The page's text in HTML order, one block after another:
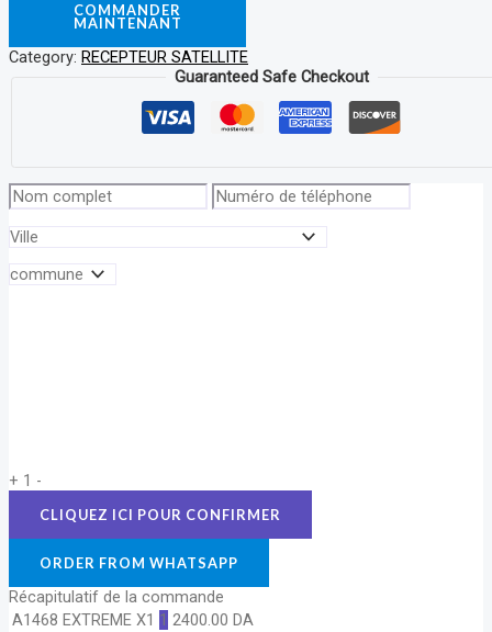
COMMANDER
MAINTENANT
Category: RECEPTEUR SATELLITE
Guaranteed Safe Checkout
+ 1 -
ORDER FROM WHATSAPP
Récapitulatif de la commande
A1468 EXTREME X1 1 2400.00 DA